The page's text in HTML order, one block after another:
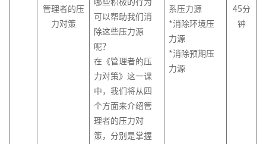
管理者的压
力对策
哪些积极的行为
可以帮助我们消
除这些压力源
呢？
在《管理者的压
力对策》这一课
中，我们将从四
个方面来介绍管
理者的压力对
策，分别是掌握
系压力源
*消除环境压
力源
*消除预期压
力源
45分
钟